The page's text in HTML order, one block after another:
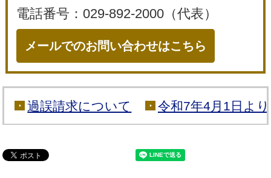
電話番号：029-892-2000（代表）
メールでのお問い合わせはこちら
過誤請求について 令和7年4月1日よ